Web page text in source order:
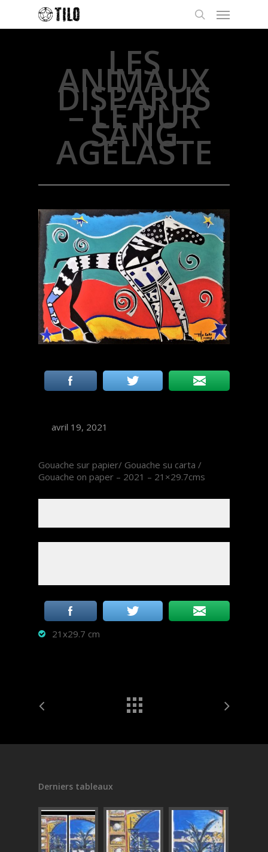
LES
ANIMAUX
DISPARUS
– LE PUR
SANG
AGELASTE
avril 19, 2021
Gouache sur papier/ Gouache su carta /
Gouache on paper – 2021 – 21×29.7cms
21x29.7 cm
Derniers tableaux